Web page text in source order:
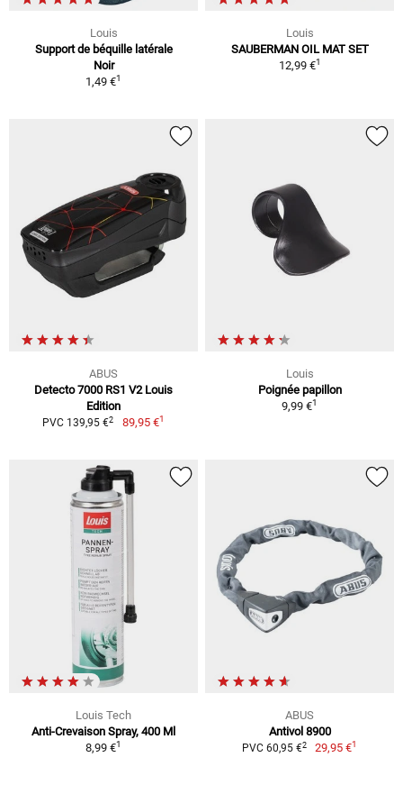
Louis
Support de béquille latérale
Noir
1,49 €1
Louis
SAUBERMAN OIL MAT SET
12,99 €1
ABUS
Detecto 7000 RS1 V2 Louis
Edition
PVC 139,95 €2 89,95 €1
Louis
Poignée papillon
9,99 €1
Louis Tech
Anti-Crevaison Spray, 400 Ml
8,99 €1
ABUS
Antivol 8900
PVC 60,95 €2 29,95 €1